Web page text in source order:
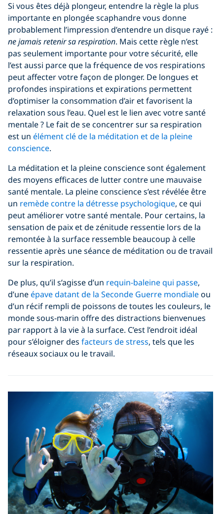
Si vous êtes déjà plongeur, entendre la règle la plus
importante en plongée scaphandre vous donne
probablement l’impression d’entendre un disque rayé :
ne jamais retenir sa respiration. Mais cette règle n’est
pas seulement importante pour votre sécurité, elle
l’est aussi parce que la fréquence de vos respirations
peut affecter votre façon de plonger. De longues et
profondes inspirations et expirations permettent
d’optimiser la consommation d’air et favorisent la
relaxation sous l’eau. Quel est le lien avec votre santé
mentale ? Le fait de se concentrer sur sa respiration
est un élément clé de la méditation et de la pleine
conscience.
La méditation et la pleine conscience sont également
des moyens efficaces de lutter contre une mauvaise
santé mentale. La pleine conscience s’est révélée être
un remède contre la détresse psychologique, ce qui
peut améliorer votre santé mentale. Pour certains, la
sensation de paix et de zénitude ressentie lors de la
remontée à la surface ressemble beaucoup à celle
ressentie après une séance de méditation ou de travail
sur la respiration.
De plus, qu’il s’agisse d’un requin-baleine qui passe,
d’uneépave datant de la Seconde Guerre mondialeou
d’un récif rempli de poissons de toutes les couleurs, le
monde sous-marin offre des distractions bienvenues
par rapport à la vie à la surface. C’est l’endroit idéal
pour s’éloigner des facteurs de stress, tels que les
réseaux sociaux ou le travail.